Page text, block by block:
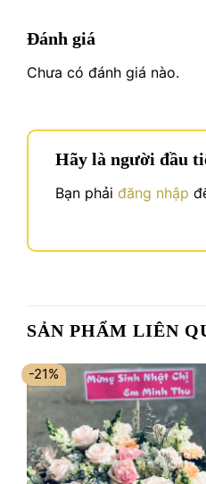
Đánh giá
Chưa có đánh giá nào.
Hãy là người đầu
Bạn phải đăng nhập
SẢN PHẨM LIÊN
-21%